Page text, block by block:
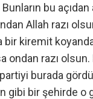
bu
Allah razı
bir kiremit
ondan razı
burada
gibi bir şehirde